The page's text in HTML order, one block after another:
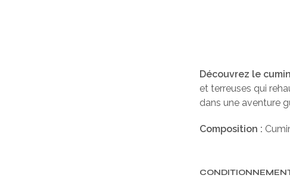
Découvrez le
et terreuses qui
dans une aventure
Composition :